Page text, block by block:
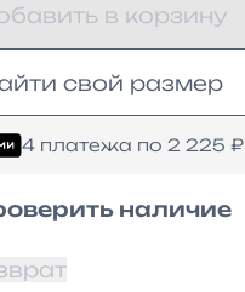
в корзину
свой размер
4 платежа по 2 225 ₽
наличие